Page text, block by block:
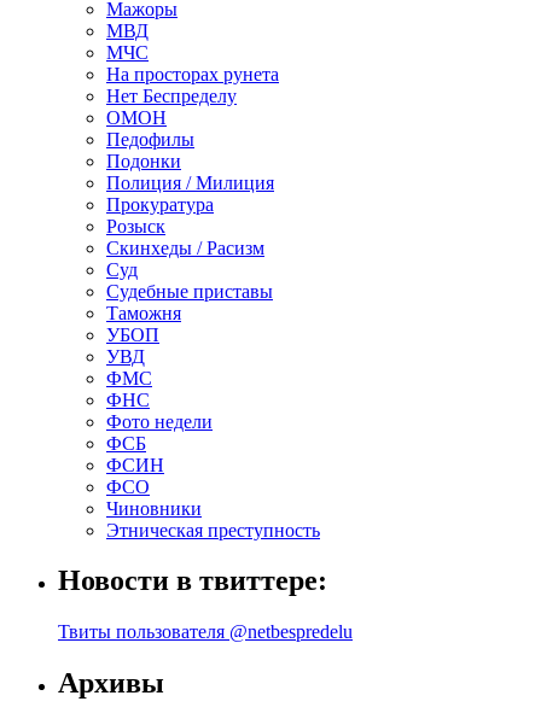
Мажоры
МВД
МЧС
На просторах рунета
Нет Беспределу
ОМОН
Педофилы
Подонки
Полиция / Милиция
Прокуратура
Розыск
Скинхеды / Расизм
Суд
Судебные приставы
Таможня
УБОП
УВД
ФМС
ФНС
Фото недели
ФСБ
ФСИН
ФСО
Чиновники
Этническая преступность
Новости в твиттере:
Твиты пользователя @netbespredelu
Архивы